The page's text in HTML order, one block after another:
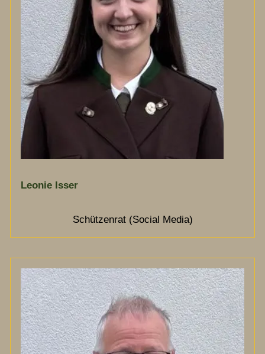
Leonie Isser
Schützenrat (Social Media)